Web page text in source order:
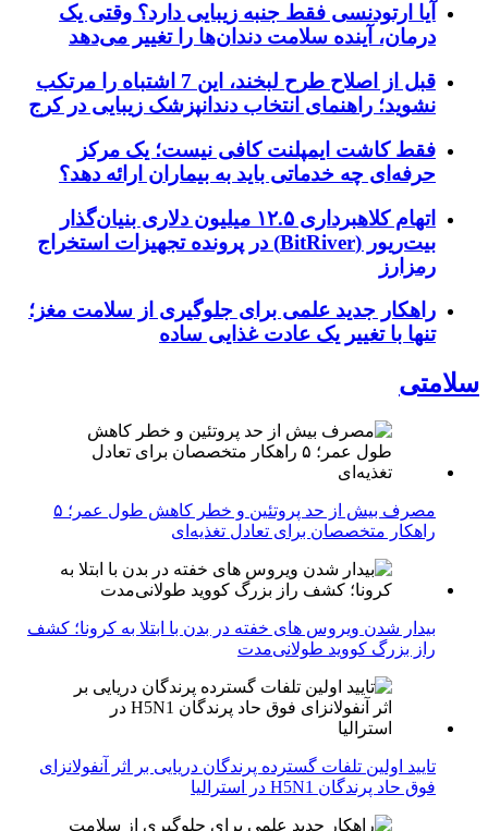
آیا ارتودنسی فقط جنبه زیبایی دارد؟ وقتی یک
درمان، آینده سلامت دندان‌ها را تغییر می‌دهد
قبل از اصلاح طرح لبخند، این 7 اشتباه را مرتکب
نشوید؛ راهنمای انتخاب دندانپزشک زیبایی در کرج
فقط کاشت ایمپلنت کافی نیست؛ یک مرکز
حرفه‌ای چه خدماتی باید به بیماران ارائه دهد؟
اتهام کلاهبرداری ۱۲.۵ میلیون دلاری بنیان‌گذار
بیت‌ریور (BitRiver) در پرونده تجهیزات استخراج
رمزارز
راهکار جدید علمی برای جلوگیری از سلامت مغز؛
تنها با تغییر یک عادت غذایی ساده
سلامتی
مصرف بیش از حد پروتئین و خطر کاهش طول عمر؛ ۵
راهکار متخصصان برای تعادل تغذیه‌ای
بیدار شدن ویروس‌ های خفته در بدن با ابتلا به کرونا؛ کشف
راز بزرگ کووید طولانی‌مدت
تایید اولین تلفات گسترده پرندگان دریایی بر اثر آنفولانزای
فوق حاد پرندگان H5N1 در استرالیا